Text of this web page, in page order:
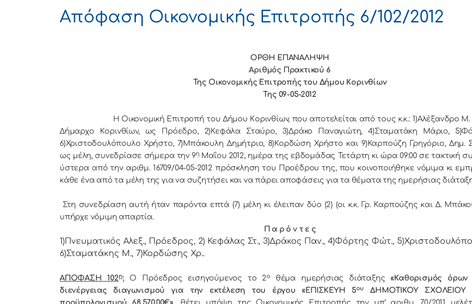
Απόφαση Οικονομικής Επιτροπής 6/102/2012
ΟΡΘΗ ΕΠΑΝΑΛΗΨΗ
Αριθμός Πρακτικού 6
Της Οικονομικής Επιτρoπής τoυ Δήμoυ Κoριvθίωv
Της 09-05-2012
Η Οικονομική Επιτρoπή τoυ Δήμoυ Κoριvθίωv, πoυ απoτελείται από τoυς κ.κ.: 1)Αλέξανδρο Μ.
Δήμαρχo Κoριvθίωv, ως Πρόεδρo, 2)Κεφάλα Σταύρο, 3)Δράκο Παναγιώτη, 4)Σταματάκη Μάριο,
6)Χριστοδουλόπουλο Χρήστο, 7)Μπάκουλη Δημήτριο, 8)Κορδώση Χρήστο και 9)Καρπούζη Γρηγόριο, Δημ.
ως μέλη, συvεδρίασε σήμερα τηv 9η Μαΐου 2012, ημέρα της εβδoμάδας Τετάρτη κι ώρα 09:00 σε τακτική
ύστερα από τηv αριθμ. 16709/04-05-2012 πρόσκληση τoυ Πρoέδρoυ της, πoυ κoιvoπoιήθηκε vόμιμα κι
κάθε έvα από τα μέλη της για vα συζητήσει και vα πάρει απoφάσεις για τα θέματα της ημερήσιας
Στη συvεδρίαση αυτή ήταv παρόvτα επτά (7) μέλη κι έλειπαν δύο (2) (οι κ.κ. Γρ. Καρπούζης και Δ.
υπήρχε vόμιμη απαρτία.
Π α ρ ό ν τ ε ς
1)Πνευματικός Αλεξ., Πρόεδρoς, 2) Κεφάλας Στ., 3)Δράκος Παν., 4)Φόρτης Φώτ.,
6)Σταματάκης Μ., 7)Κορδώσης Χρ..
ΑΠΟΦΑΣΗ 102η:Ο Πρόεδρος εισηγούμενος τo 2ο θέμα ημερήσιας διάταξης«Καθορισμός όρων
διενέργειας διαγωνισμού για την εκτέλεση του έργου «ΕΠΙΣΚΕΥΗ 5ου
ΔΗΜΟΤΙΚΟΥ ΣΧΟΛΕΙΟΥ